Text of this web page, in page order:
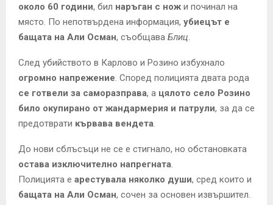
около 60 години, бил наръган с нож и починал на
място. По непотвърдена информация, убиецът е
бащата на Али Осман, съобщава Блиц.
След убийството в Карлово и Розино избухнало
огромно напрежение. Според полицията двата рода
се готвели за саморазправа, а цялото село Розино
било окупирано от жандармерия и патрули, за да се
предотврати кървава вендета.
До нови сблъсъци не се е стигнало, но обстановката
остава изключително напрегната.
Полицията е арестувала няколко души, сред които и
бащата на Али Осман, сочен за основен извършител.